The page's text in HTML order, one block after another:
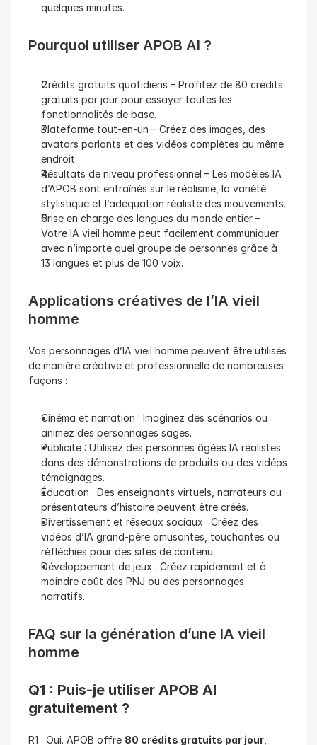
quelques minutes.
Pourquoi utiliser APOB AI ?
Crédits gratuits quotidiens – Profitez de 80 crédits
gratuits par jour pour essayer toutes les
fonctionnalités de base.
Plateforme tout-en-un – Créez des images, des
avatars parlants et des vidéos complètes au même
endroit.
Résultats de niveau professionnel – Les modèles IA
d’APOB sont entraînés sur le réalisme, la variété
stylistique et l’adéquation réaliste des mouvements.
Prise en charge des langues du monde entier –
Votre IA vieil homme peut facilement communiquer
avec n’importe quel groupe de personnes grâce à
13 langues et plus de 100 voix.
Applications créatives de l’IA vieil
homme
Vos personnages d’IA vieil homme peuvent être utilisés
de manière créative et professionnelle de nombreuses
façons :
Cinéma et narration : Imaginez des scénarios ou
animez des personnages sages.
Publicité : Utilisez des personnes âgées IA réalistes
dans des démonstrations de produits ou des vidéos
témoignages.
Éducation : Des enseignants virtuels, narrateurs ou
présentateurs d’histoire peuvent être créés.
Divertissement et réseaux sociaux : Créez des
vidéos d’IA grand-père amusantes, touchantes ou
réfléchies pour des sites de contenu.
Développement de jeux : Créez rapidement et à
moindre coût des PNJ ou des personnages
narratifs.
FAQ sur la génération d’une IA vieil
homme
Q1 : Puis-je utiliser APOB AI
gratuitement ?
R1 : Oui. APOB offre 80 crédits gratuits par jour